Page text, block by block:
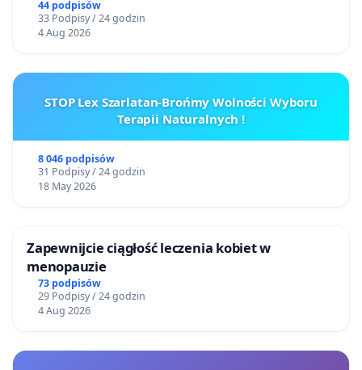
44 podpisów
33 Podpisy / 24 godzin
4 Aug 2026
STOP Lex Szarlatan-Brońmy Wolności Wyboru
Terapii Naturalnych !
8 046 podpisów
31 Podpisy / 24 godzin
18 May 2026
Zapewnijcie ciągłość leczenia kobiet w
menopauzie
73 podpisów
29 Podpisy / 24 godzin
4 Aug 2026